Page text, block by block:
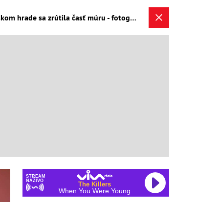
MIMORIADNY ONLINE Deň 3: Voda napáchala obrovské škody! Zaplavené autobusy, na Bratislavskom hrade sa zrútila časť múru - fotografia 9/14
STREAM
NAŽIVO
The Killers
When You Were Young